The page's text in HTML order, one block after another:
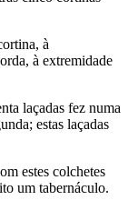
à
à extremidade
laçadas fez numa
estas laçadas
estes colchetes
um tabernáculo.